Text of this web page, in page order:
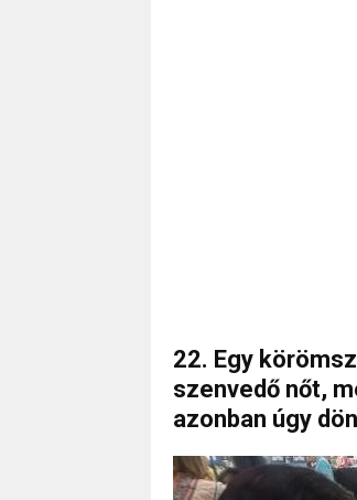
22. Egy
szenvedő nőt,
azonban úgy